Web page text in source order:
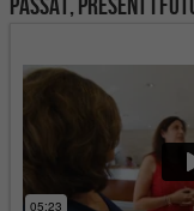
Passat, present i